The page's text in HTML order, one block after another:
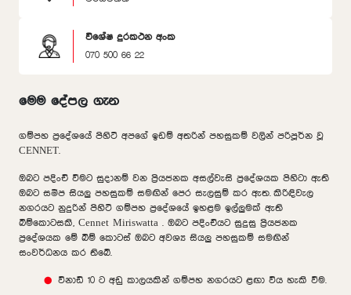
විශේෂ දුරකථන අංක
070 500 66 22
මෙම දේපල ගැන
ගම්පහ ප්‍රදේශයේ පිහිටි අපගේ ඉඩම් අතරින් පහසුකම් වලින් පරිපූර්න වූ
CENNET.
ඔබට පදිංචි වීමට සුදානම් වන ප්‍රියජනක අසල්වැසි ප්‍රදේශයක පිහිටා ඇති
ඔබට සමීප සියලු පහසුකම් සමඟින් පෙර සැලසුම් කර ඇත. කිරිඳිවැල
නගරයට නුදුරින් පිහිටි ගම්පහ ප්‍රදේශයේ ඉහළම ඉල්ලුමක් ඇති
බිම්කොටසකි, Cennet Miriswatta . ඔබට පදිංචියට සුදුසු ප්‍රියජනක
ප්‍රදේශයක මේ බිම් කොටස් ඔබට අවශ්‍ය සියලු පහසුකම් සමඟින්
සංවර්ධනය කර තිබේ.
විනාඩි 10 ට අඩු කාලයකින් ගම්පහ නගරයට ළඟා විය හැකි වීම.